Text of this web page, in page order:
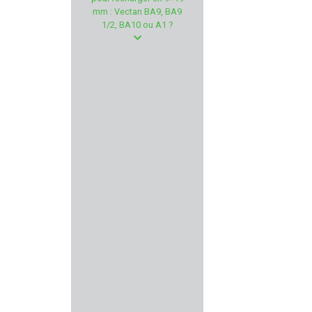
VEGA HOLSTER
PUMA-TEC
mm : Vectan BA9, BA9
1/2, BA10 ou A1 ?